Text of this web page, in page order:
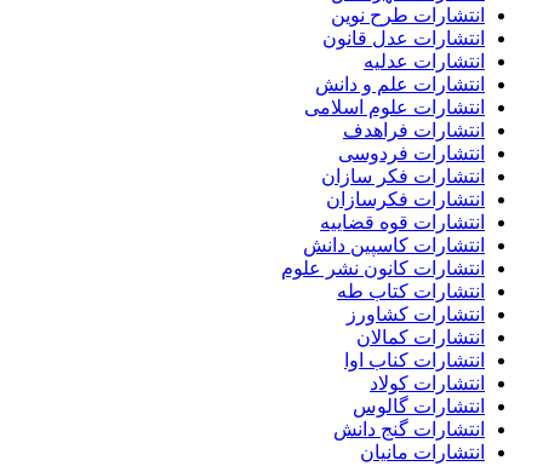
انتشارات طرح نوین
انتشارات عدل قانون
انتشارات عدلیه
انتشارات علم و دانش
انتشارات علوم اسلامی
انتشارات فراهدف
انتشارات فردوسی
انتشارات فکر سازان
انتشارات فکرسازان
انتشارات قوه قضاییه
انتشارات کاسپین دانش
انتشارات کانون نشر علوم
انتشارات کتاب طه
انتشارات کشاورز
انتشارات کمالان
انتشارات کناب اوا
انتشارات کولاد
انتشارات گالوس
انتشارات گنج دانش
انتشارات مانیان